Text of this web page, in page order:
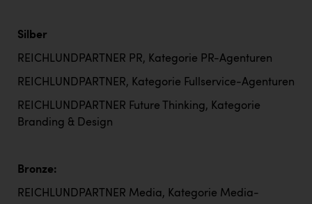
VERITAS
Wir besiegen Krebs
ZGONC
ZULuft - Zukunft Luft Austria
Silber
REICHLUNDPARTNER PR, Kategorie PR-Agenturen
REICHLUNDPARTNER, Kategorie Fullservice-Agenturen
REICHLUNDPARTNER Future Thinking, Kategorie
Branding & Design
Bronze:
REICHLUNDPARTNER Media, Kategorie Media-